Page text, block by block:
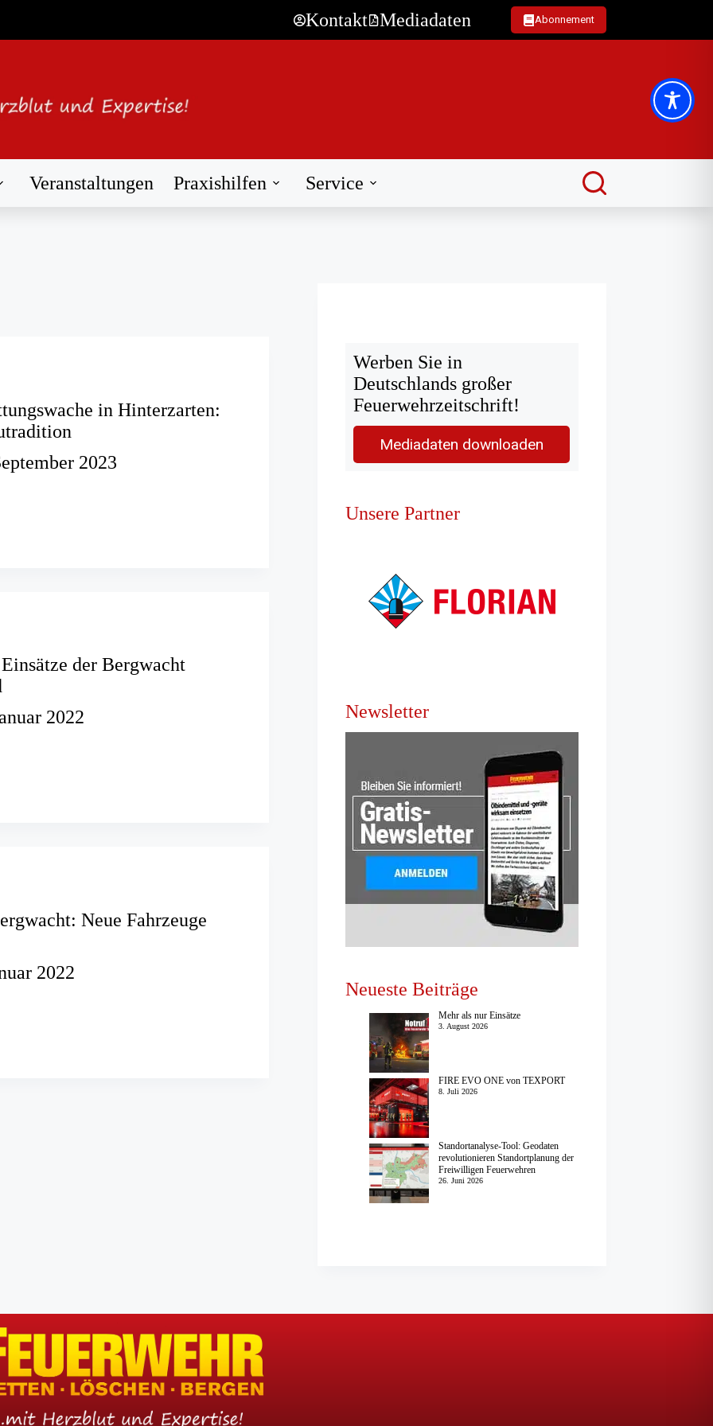
Kontakt Mediadaten Abonnement
Veranstaltungen Praxishilfen Service
in Hinterzarten:
2023
der Bergwacht
2022
Neue Fahrzeuge
2022
Werben Sie in
Deutschlands großer
Feuerwehrzeitschrift!
Mediadaten downloaden
Unsere Partner
Newsletter
Neueste Beiträge
Mehr als nur Einsätze
3. August 2026
FIRE EVO ONE von TEXPORT
8. Juli 2026
Standortanalyse-Tool: Geodaten
revolutionieren Standortplanung der
Freiwilligen Feuerwehren
26. Juni 2026